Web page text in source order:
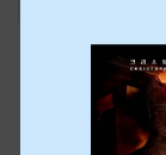
이용약